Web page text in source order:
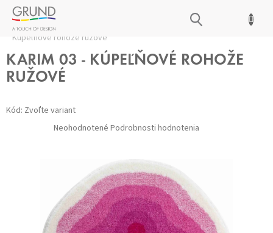
Prejsť
obsah
NÁKUPNÝ
Domov
/ Kúpeľňové predložky Všetky predložky
KARIM 03 -
Kúpeľňové rohože ružové
KARIM 03 - KÚPEĽŇOVÉ ROHOŽE
RUŽOVÉ
Kód: Zvoľte variant
Priemerné
hodnotenie
Neohodnotené Podrobnosti hodnotenia